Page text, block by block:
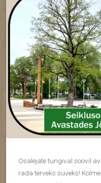
Osalejate tungival soovil
rada terveks suveks!